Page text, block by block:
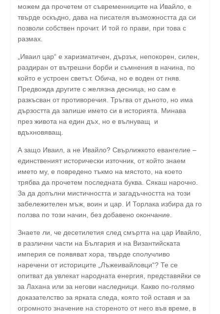
можем да прочетем от съвременниците на Ивайло, е
твърде оскъдно, дава на писателя възможността да си
позволи собствен прочит. И той го прави, при това с
размах.
„Иваил цар“ е харизматичен, дързък, непокорен, силен,
раздиран от вътрешни борби и съмнения в начина, по
който е устроен светът. Обича, но е воден от гняв.
Предвожда другите с желязна десница, но сам е
разкъсван от противоречия. Тръгва от дъното, но има
дързостта да запише името си в историята. Минава
през живота на един дъх, но е вълнуващ и
вдъхновяващ.
А защо Иваил, а не Ивайло? Свърлижкото евангелие –
единственият исторически източник, от който знаем
името му, е повредено тъкмо на мястото, на което
трябва да прочетем последната буква. Сякаш нарочно.
За да допълни мистичността и загадъчността на този
забележителен мъж, воин и цар. И Торлака избира да го
ползва по този начин, без добавено окончание.
Знаете ли, че десетилетия след смъртта на цар Ивайло,
в различни части на България и на Византийската
империя се появяват хора, твърде сполучливо
наречени от историците „Лъжеивайловци“? Те се
опитват да увлекат народната енергия, представяйки се
за Лахана или за негови наследници. Какво по-голямо
доказателство за ярката следа, която той оставя и за
огромното значение на стореното от него във време, в